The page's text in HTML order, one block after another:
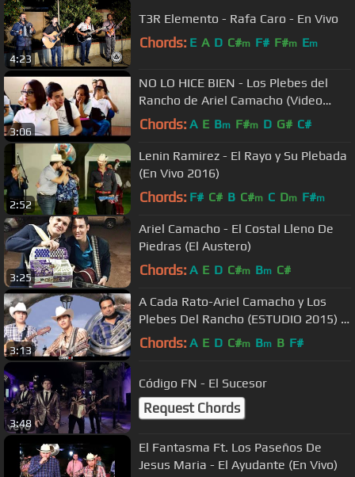
4:23
T3R Elemento - Rafa Caro - En Vivo
Chords: E A D C#m F# F#m Em
3:06
NO LO HICE BIEN - Los Plebes del
Rancho de Ariel Camacho (Video
Oficial) | DEL Records
Chords: A E Bm F#m D G# C#
2:52
Lenin Ramirez - El Rayo y Su Plebada
(En Vivo 2016)
Chords: F# C# B C#m C Dm F#m
3:25
Ariel Camacho - El Costal Lleno De
Piedras (El Austero)
Chords: A E D C#m Bm C#
3:13
A Cada Rato-Ariel Camacho y Los
Plebes Del Rancho (ESTUDIO 2015) |
Version Oficial
Chords: A E D C#m Bm B F#
3:48
Código FN - El Sucesor
Request Chords
El Fantasma Ft. Los Paseños De
Jesus Maria - El Ayudante (En Vivo)